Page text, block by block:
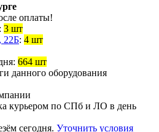
оплаты!
: 3 шт
22Б: 4 шт
664 шт
данного оборудования
курьером по СПб и ЛО в день
сегодня. Уточнить условия